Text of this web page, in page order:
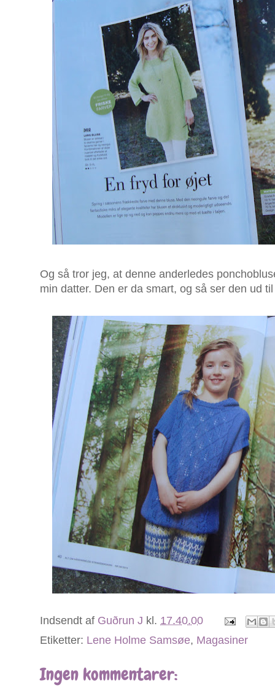
Og så tror jeg, at denne anderledes
min datter. Den er da smart, og så ser den ud
Indsendt af Guðrun J kl. 17.40.00
Etiketter: Lene Holme Samsøe, Magasiner
Ingen kommentarer: